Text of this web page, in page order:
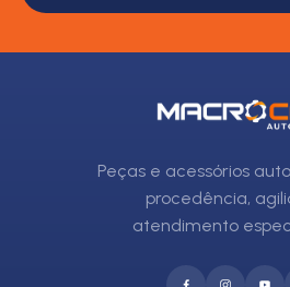
Peças e acessórios
procedência,
atendimento